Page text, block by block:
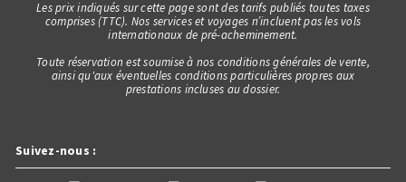
Les prix indiqués sur cette page sont des tarifs publiés toutes taxes
comprises (TTC). Nos services et voyages n’incluent pas les vols
internationaux de pré-acheminement.
Toute réservation est soumise à nos conditions générales de vente,
ainsi qu'aux éventuelles conditions particulières propres aux
prestations incluses au dossier.
Suivez-nous :